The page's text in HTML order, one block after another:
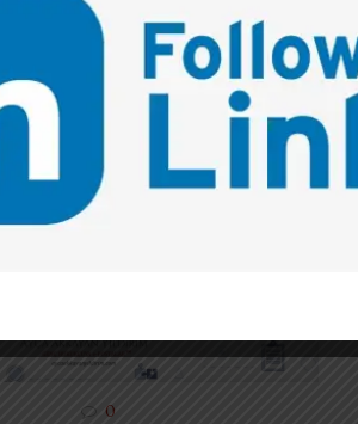
amacıyla nasıl sorular sordunuz? Yıl
hukukçuların bana ilettikleri
bir derleme yaparak işinizi
2023 yılında[…]
0